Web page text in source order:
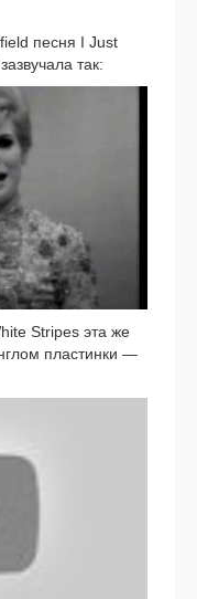
пес­ня I Just
так:
Stripes эта же
пла­стин­ки —